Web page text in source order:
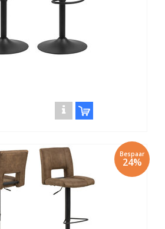
Bespaar
24%